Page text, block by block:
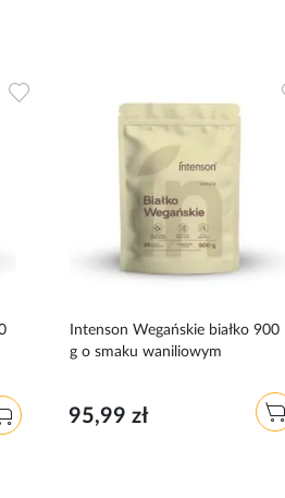
Dodaj
Intenson Wegańskie białko 900
g o smaku waniliowym
95,99 zł